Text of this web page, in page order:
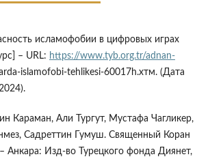
исламофобии в цифровых играх
– URL: https://www.tyb.org.tr/adnan-
islamofobi-tehlikesi-60017h.хтм. (Дата
Караман, Али Тургут, Мустафа Чагликер,
Садреттин Гумуш. Священный Коран
Анкара: Изд-во Турецкого фонда Диянет,